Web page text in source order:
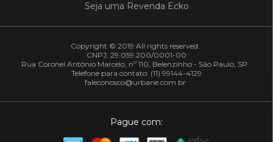
Seja uma Revenda Ecko
Copyright © 2019 All rights reserved.
CNPJ: 29.059.200/0001-00
Rua Coronel Antônio Marcelo, nº 110, Belenzinho - São Paulo, SP.
Telefone para contato: (11) 99144-4129
faleconosco@urbane.com.br
Pague com: